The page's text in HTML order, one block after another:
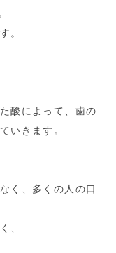
。
酸によって、歯の
いきます。
く、多くの人の口
、